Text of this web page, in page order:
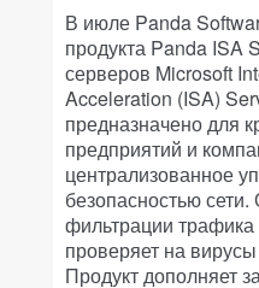
В июле Panda
продукта Panda ISA
серверов Microsoft
Acceleration (ISA)
предназначено для
предприятий и
централизованное
безопасностью
фильтрации
проверяет на
Продукт дополняет